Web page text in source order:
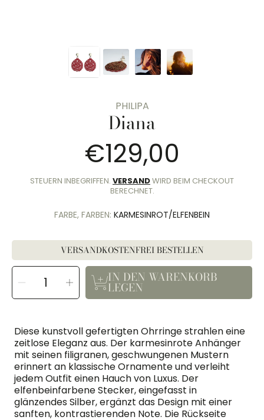
PHILIPA
Diana
€129,00
STEUERN INBEGRIFFEN. VERSANDWIRD BEIM CHECKOUT
BERECHNET.
FARBE, FARBEN: KARMESINROT/ELFENBEIN
VERSANDKOSTENFREI BESTELLEN
MENGE
AUSWÄHLEN
Menge
Diana
verringern
Menge
für
Diana
erhöhen
IN DEN WARENKORB
LEGEN
Diese kunstvoll gefertigten Ohrringe strahlen eine
zeitlose Eleganz aus. Der karmesinrote Anhänger
mit seinen filigranen, geschwungenen Mustern
erinnert an klassische Ornamente und verleiht
jedem Outfit einen Hauch von Luxus. Der
elfenbeinfarbene Stecker, eingefasst in
glänzendes Silber, ergänzt das Design mit einer
sanften, kontrastierenden Note. Die Rückseite